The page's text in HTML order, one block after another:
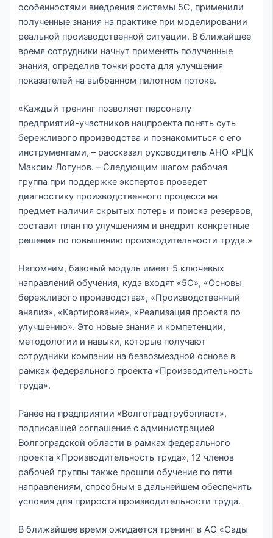
особенностями внедрения системы 5С, применили
полученные знания на практике при моделировании
реальной производственной ситуации. В ближайшее
время сотрудники начнут применять полученные
знания, определив точки роста для улучшения
показателей на выбранном пилотном потоке.
«Каждый тренинг позволяет персоналу
предприятий-участников нацпроекта понять суть
бережливого производства и познакомиться с его
инструментами, – рассказал руководитель АНО «РЦК
Максим Логунов. – Следующим шагом рабочая
группа при поддержке экспертов проведет
диагностику производственного процесса на
предмет наличия скрытых потерь и поиска резервов,
составит план по улучшениям и внедрит конкретные
решения по повышению производительности труда.»
Напомним, базовый модуль имеет 5 ключевых
направлений обучения, куда входят «5С», «Основы
бережливого производства», «Производственный
анализ», «Картирование», «Реализация проекта по
улучшению». Это новые знания и компетенции,
методологии и навыки, которые получают
сотрудники компании на безвозмездной основе в
рамках федерального проекта «Производительность
труда».
Ранее на предприятии «Волгоградтрубопласт»,
подписавшей соглашение с администрацией
Волгоградской области в рамках федерального
проекта «Производительность труда», 12 членов
рабочей группы также прошли обучение по пяти
направлениям, способным в дальнейшем обеспечить
условия для прироста производительности труда.
В ближайшее время ожидается тренинг в АО «Сады